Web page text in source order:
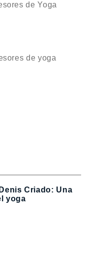
de Yoga
de yoga
Criado: Una
yoga